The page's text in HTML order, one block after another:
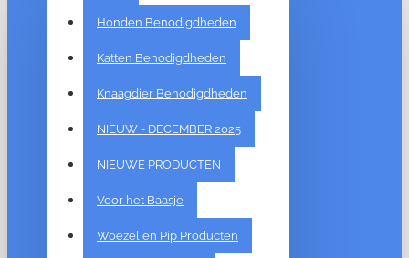
Honden Benodigdheden
Katten Benodigdheden
Knaagdier Benodigdheden
NIEUW - DECEMBER 2025
NIEUWE PRODUCTEN
Voor het Baasje
Woezel en Pip Producten